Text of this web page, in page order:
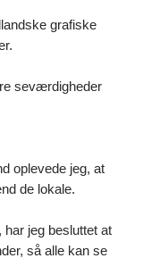
grafiske
seværdigheder
oplevede jeg, at
de lokale.
har jeg besluttet at
så alle kan se